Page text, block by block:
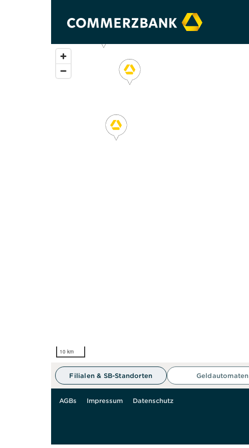
10 km
Filialen & SB-Standorten Geldautomaten
AGBs Impressum Datenschutz